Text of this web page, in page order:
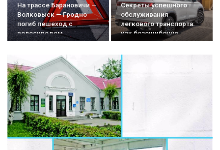
На трассе Барановичи —
Волковыск — Гродно
погиб пешеход с
велосипедом
Секреты успешного
обслуживания
легкового транспорта:
как безошибочно
выбрать детали